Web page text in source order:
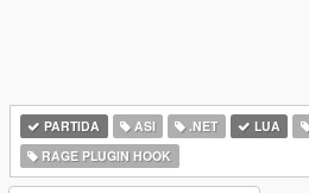
PARTIDA ASI .NET LUA
RAGE PLUGIN HOOK